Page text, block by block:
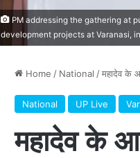
PM addressing the gathering at
development projects at Varanasi,
Home / National /महादेव के
National UP Live
महादेव के